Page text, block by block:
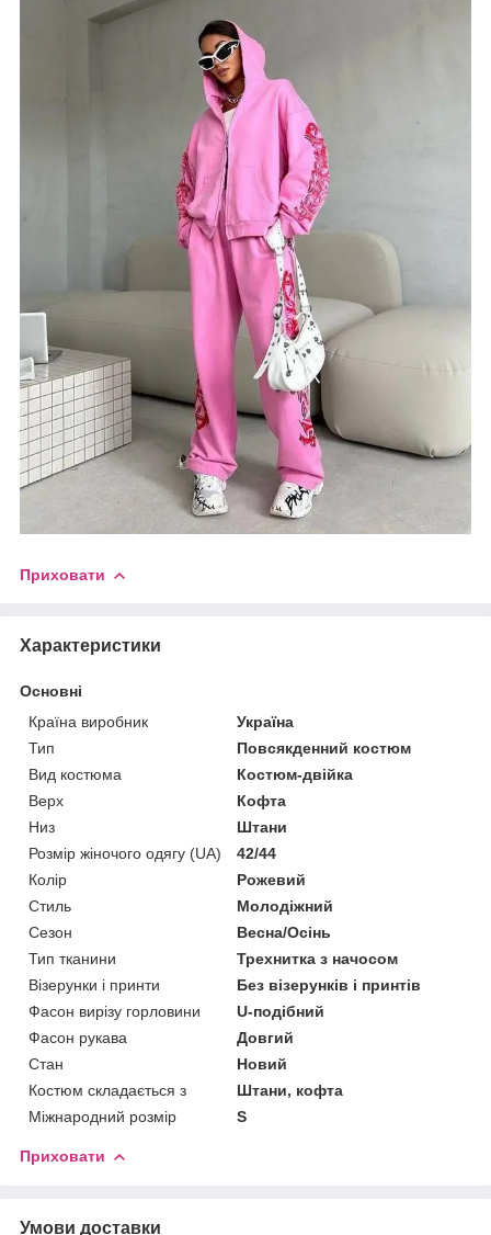
Приховати
Характеристики
Основні
Країна виробник
Україна
Тип
Повсякденний костюм
Вид костюма
Костюм-двійка
Верх
Кофта
Низ
Штани
Розмір жіночого одягу (UA)
42/44
Колір
Рожевий
Стиль
Молодіжний
Сезон
Весна/Осінь
Тип тканини
Трехнитка з начосом
Візерунки і принти
Без візерунків і принтів
Фасон вирізу горловини
U-подібний
Фасон рукава
Довгий
Стан
Новий
Костюм складається з
Штани, кофта
Міжнародний розмір
S
Приховати
Умови доставки